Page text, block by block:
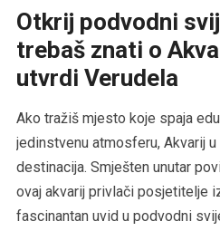
Otkrij podvodni
trebaš znati o
utvrdi Verudela
Ako tražiš mjesto koje spaja
jedinstvenu atmosferu, Akvarij
destinacija. Smješten unutar
ovaj akvarij privlači posjetitelje
fascinantan uvid u podvodni